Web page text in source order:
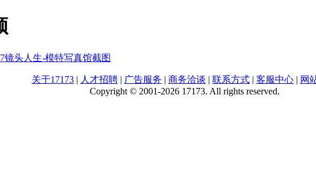
镜头人生-模特写真馆截图
关于17173 | 人才招聘 | 广告服务 | 商务洽谈 | 联系方式 | 客服中心 | 网
Copyright © 2001-2026 17173. All rights reserved.